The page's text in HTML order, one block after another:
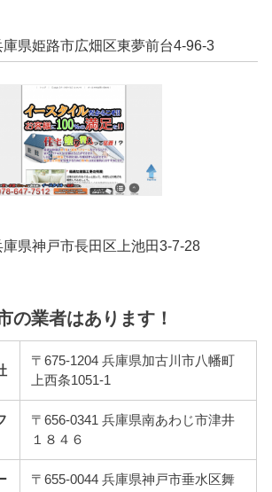
県姫路市広畑区東夢前台4-96-3
県神戸市長田区上池田3-7-28
の業者はあります！
〒675-1204 兵庫県加古川市八幡町
上西条1051-1
〒656-0341 兵庫県南あわじ市津井
１８４６
〒655-0044 兵庫県神戸市垂水区舞